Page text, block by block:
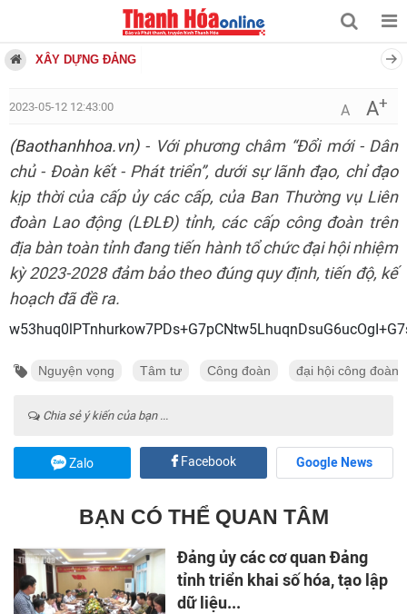
XÂY DỰNG ĐẢNG
2023-05-12 12:43:00 A A+
(Baothanhhoa.vn)- Với phương châm “Đổi mới - Dân
chủ - Đoàn kết - Phát triển”, dưới sự lãnh đạo, chỉ đạo
kịp thời của cấp ủy các cấp, của Ban Thường vụ Liên
đoàn Lao động (LĐLĐ) tỉnh, các cấp công đoàn trên
địa bàn toàn tỉnh đang tiến hành tổ chức đại hội nhiệm
kỳ 2023-2028 đảm bảo theo đúng quy định, tiến độ, kế
hoạch đã đề ra.
Nguyện vọng Tâm tư Công đoàn đại hội công đoàn
Chia sẻ ý kiến của bạn ...
Zalo Facebook Google News
BẠN CÓ THỂ QUAN TÂM
Đảng ủy các cơ quan Đảng
tỉnh triển khai số hóa, tạo lập
dữ liệu...